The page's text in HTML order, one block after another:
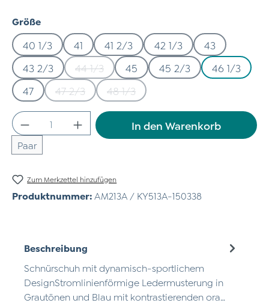
Größeauswählen
40 1/3 41 41 2/3 42 1/3
43
43 2/3
44 1/3(Diese Option ist zurzeit nicht verfügbar.)
45 45 2/3
46 1/3
47
47 2/3(Diese Option ist zurzeit nicht verfügbar.)
48 1/3(Diese Option ist zurzeit nicht
Produkt Anzahl: Gib den gewünschten
Paar
In den Warenkorb
Zum Merkzettel hinzufügen
Produktnummer: AM213A / KY513A-150338
Beschreibung
Schnürschuh mit dynamisch-sportlichem
DesignStromlinienförmige Ledermusterung in
Grautönen und Blau mit kontrastierenden ora…